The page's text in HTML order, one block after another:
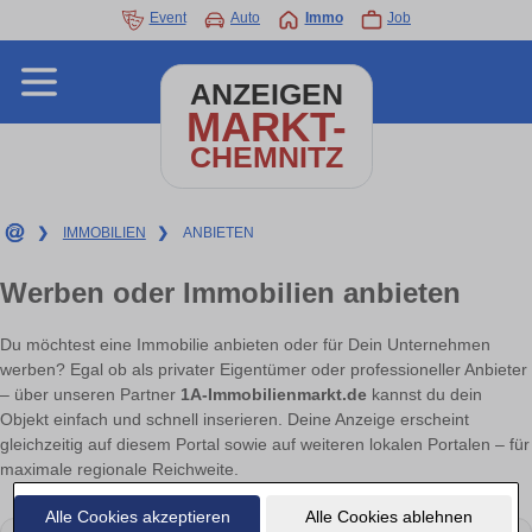
Alle Cookies akzeptieren Alle Cookies ablehnen
Event Auto Immo Job
ANZEIGEN
MARKT-
CHEMNITZ
❯ IMMOBILIEN ❯ ANBIETEN
Werben oder Immobilien anbieten
Du möchtest eine Immobilie anbieten oder für Dein Unternehmen
werben? Egal ob als privater Eigentümer oder professioneller Anbieter
– über unseren Partner 1A-Immobilienmarkt.de kannst du dein
Objekt einfach und schnell inserieren. Deine Anzeige erscheint
gleichzeitig auf diesem Portal sowie auf weiteren lokalen Portalen – für
maximale regionale Reichweite.